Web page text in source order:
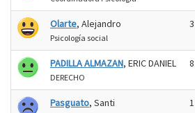
Olarte, Alejandro
Psicología social
3
PADILLA ALMAZAN, ERIC DANIEL
DERECHO
8
Pasguato, Santi 1